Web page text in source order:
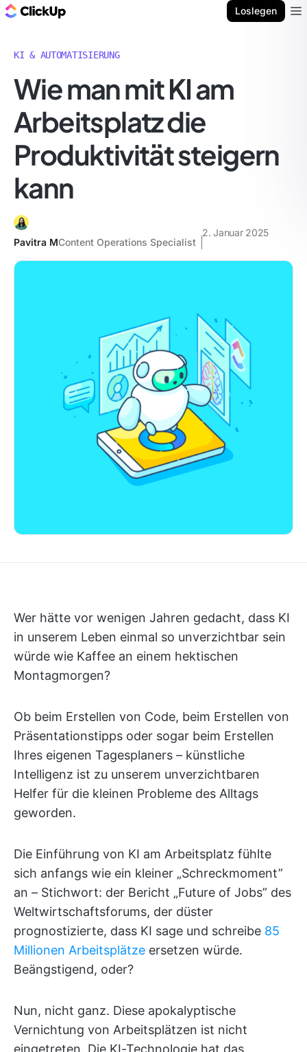
Loslegen
KI & AUTOMATISIERUNG
Wie man mit KI am
Arbeitsplatz die
Produktivität steigern
kann
Pavitra MContent Operations Specialist
2. Januar 2025
Wer hätte vor wenigen Jahren gedacht, dass KI
in unserem Leben einmal so unverzichtbar sein
würde wie Kaffee an einem hektischen
Montagmorgen?
Ob beim Erstellen von Code, beim Erstellen von
Präsentationstipps oder sogar beim Erstellen
Ihres eigenen Tagesplaners – künstliche
Intelligenz ist zu unserem unverzichtbaren
Helfer für die kleinen Probleme des Alltags
geworden.
Die Einführung von KI am Arbeitsplatz fühlte
sich anfangs wie ein kleiner „Schreckmoment”
an – Stichwort: der Bericht „Future of Jobs” des
Weltwirtschaftsforums, der düster
prognostizierte, dass KI sage und schreibe 85
Millionen Arbeitsplätze ersetzen würde.
Beängstigend, oder?
Nun, nicht ganz. Diese apokalyptische
Vernichtung von Arbeitsplätzen ist nicht
eingetreten. Die KI-Technologie hat das